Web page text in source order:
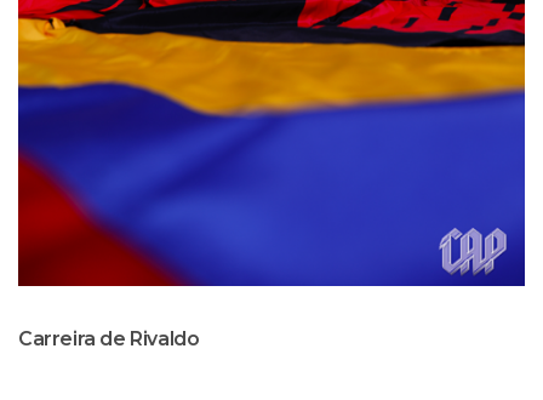
Carreira de Rivaldo